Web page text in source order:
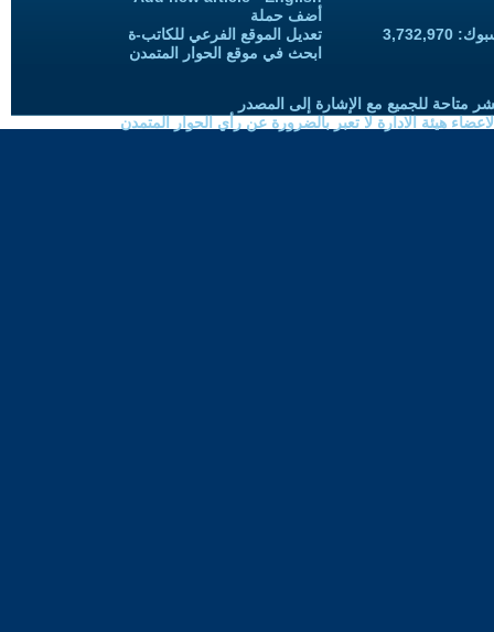
أضف حملة
تعديل الموقع الفرعي للكاتب-ة
ابحث في موقع الحوار المتمدن
متاحة للجميع مع الإشارة إلى المصدر
هيئة الادارة لا تعبر بالضرورة عن رأي الحوار المتمدن